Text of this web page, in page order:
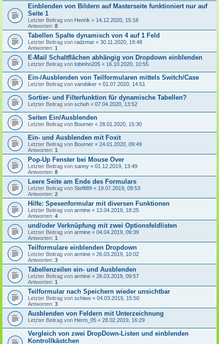
Einblenden von Bildern auf Masterseite funktioniert nur auf
Seite 1
Letzter Beitrag von Henrik « 14.12.2020, 15:18
Antworten: 8
Tabellen Spalte dynamisch von 4 auf 1 Feld
Letzter Beitrag von radzmar « 30.11.2020, 19:48
Antworten: 1
E-Mail Schaltflächen abhängig von Dropdown einblenden
Letzter Beitrag von tobinho205 « 16.10.2020, 10:55
Ein-/Ausblenden von Teilformularen mittels Switch/Case
Letzter Beitrag von varobiker « 01.07.2020, 14:51
Sortier- und Filterfunktion für dynamische Tabellen?
Letzter Beitrag von schuh « 07.04.2020, 13:52
Seiten Ein/Ausblenden
Letzter Beitrag von Bourner « 28.01.2020, 15:30
Ein- und Ausblenden mit Foxit
Letzter Beitrag von Bourner « 24.01.2020, 09:49
Antworten: 1
Pop-Up Fenster bei Mouse Over
Letzter Beitrag von sanny « 01.12.2019, 13:49
Antworten: 8
Leere Seite am Ende des Formulars
Letzter Beitrag von Steffi89 « 19.07.2019, 09:53
Antworten: 2
Hilfe: Spesenformular mit diversen Funktionen
Letzter Beitrag von armine « 13.04.2019, 18:25
Antworten: 4
und/oder Verknüpfung mit zwei Optionsfeldlisten
Letzter Beitrag von armine « 04.04.2019, 09:39
Antworten: 1
Teilformulare einblenden Dropdown
Letzter Beitrag von armine « 26.03.2019, 10:02
Antworten: 3
Tabellenzeilen ein- und Ausblenden
Letzter Beitrag von armine « 26.03.2019, 09:57
Antworten: 1
Teilformular nach Speichern wieder unsichtbar
Letzter Beitrag von schiwo « 04.03.2019, 15:50
Antworten: 3
Ausblenden von Feldern mit Unterzeichnung
Letzter Beitrag von Herm_05 « 28.02.2019, 16:29
Vergleich von zwei DropDown-Listen und einblenden
Kontrollkästchen